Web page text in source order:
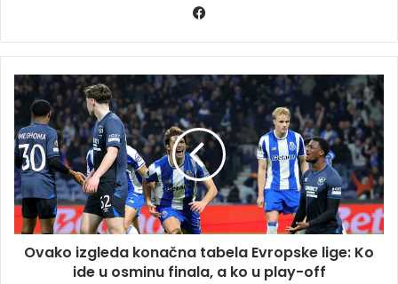
Ovako
izgleda
konačna
tabela
Evropske
lige:
Ko
ide
u
osminu
Ovako izgleda konačna tabela Evropske lige: Ko
ide u osminu finala, a ko u play-off